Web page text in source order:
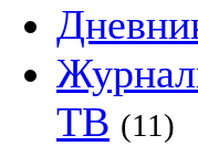
ТВ (11)